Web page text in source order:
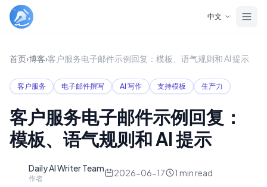
中文
首页›博客›客户服务电子邮件示例回复：模板、语气规则和 AI 提示
客户服务 电子邮件撰写 AI 写作 支持模板 生产力
客户服务电子邮件示例回复：
模板、语气规则和 AI 提示
Daily AI Writer Team
作者
2026-06-17 1 min read